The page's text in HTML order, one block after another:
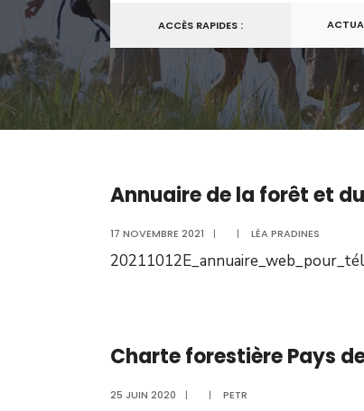
ACCÈS RAPIDES :
Annuaire de la forêt et
17 NOVEMBRE 2021 | | LÉA PRADINES
Charte forestière Pays
25 JUIN 2020 | | PETR